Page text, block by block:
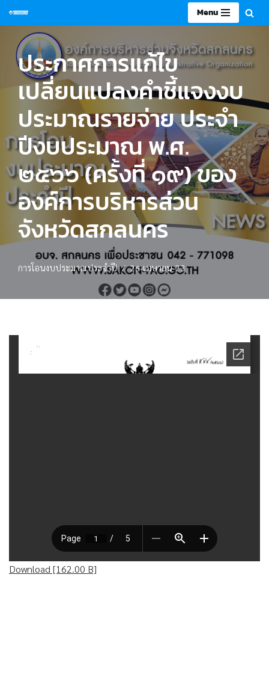
to
content
Menu
ประกาศการแก้ไข
เปลี่ยนแปลงคำชี้แจงงบ
ประมาณรายจ่าย ประจำ
ปีงบประมาณ พ.ศ.
๒๕๖๖ (ครั้งที่ ๑๙) ของ
องค์การบริหารส่วน
จังหวัดสกลนคร
การโอนงบประมาณประจำปี 26-เมษายน-23
Download [162.00 B]